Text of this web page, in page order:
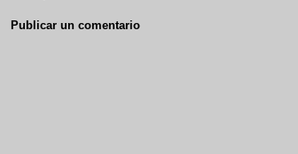
Publicar un comentario